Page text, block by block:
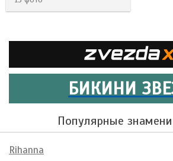
БИКИНИ
Популярные
Rihanna